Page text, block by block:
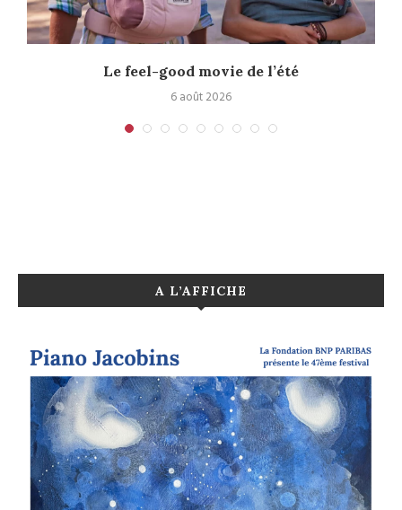
Le feel-good movie de l’été
6 août 2026
A L’AFFICHE